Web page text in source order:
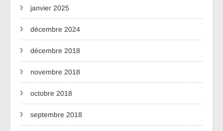
janvier 2025
décembre 2024
décembre 2018
novembre 2018
octobre 2018
septembre 2018